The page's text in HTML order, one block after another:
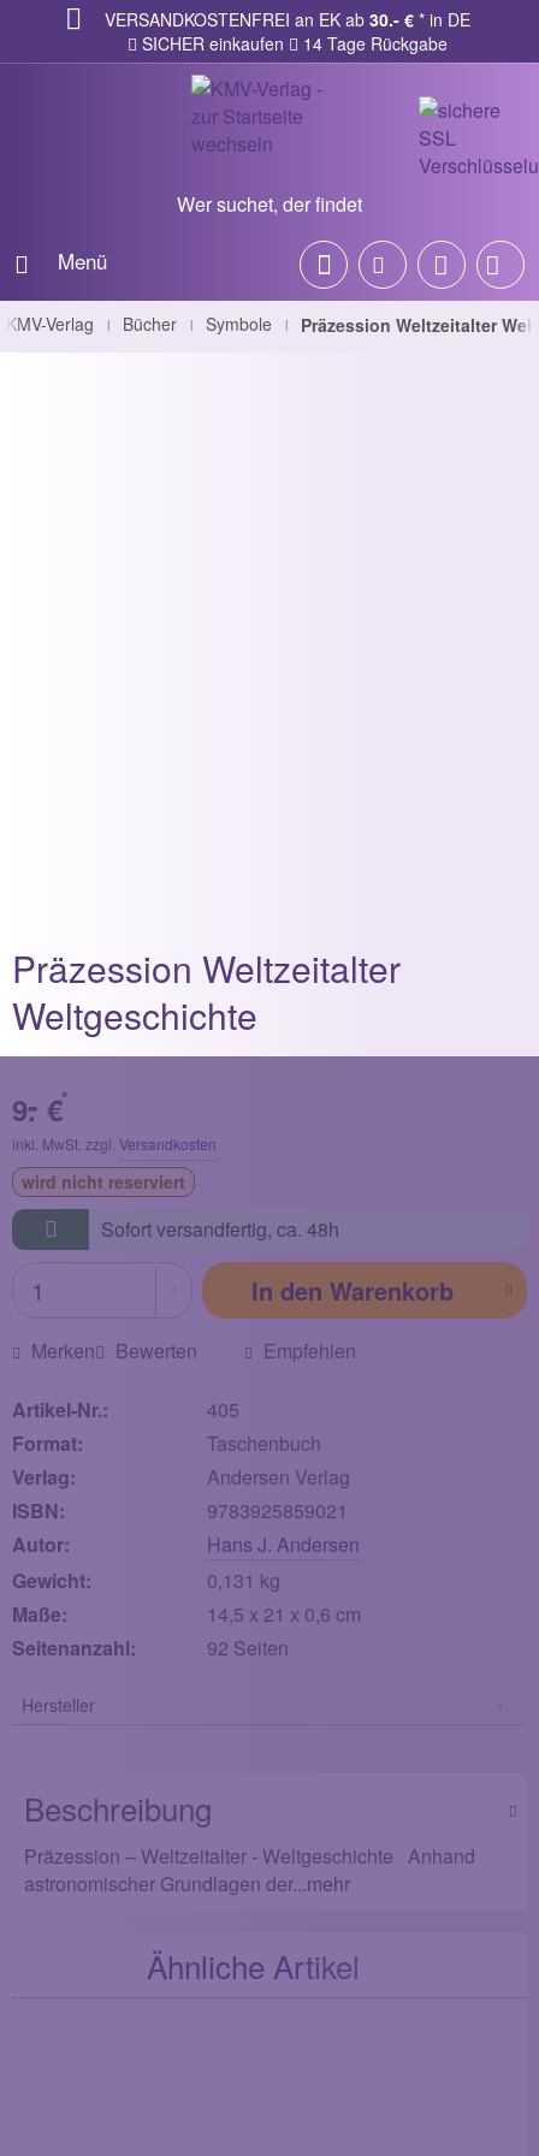
VERSANDKOSTENFREI an EK ab 30.- € * in DE
SICHER einkaufen
14 Tage Rückgabe
Wer suchet, der findet
Menü
KMV-Verlag | Bücher | Symbole | Präzession Weltzeitalter
Präzession Weltzeitalter
Weltgeschichte
9.
- €*
inkl. MwSt. zzgl. Versandkosten
wird nicht reserviert
Sofort versandfertig, ca. 48h
In den Warenkorb
Merken Bewerten Empfehlen
Artikel-Nr.:
405
Format:
Taschenbuch
Verlag:
Andersen Verlag
ISBN:
9783925859021
Autor:
Hans J. Andersen
Gewicht:
0,131 kg
Maße:
14,5 x 21 x 0,6 cm
Seitenanzahl:
92 Seiten
Hersteller
Beschreibung
Präzession – Weltzeitalter - Weltgeschichte Anhand
astronomischer Grundlagen der...mehr
Ähnliche Artikel